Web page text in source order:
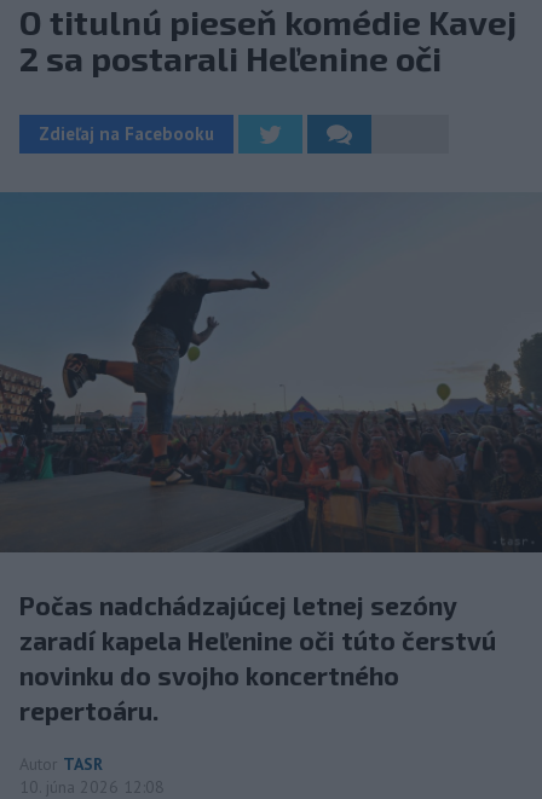
O titulnú pieseň komédie Kavej
2 sa postarali Heľenine oči
Zdieľaj na Facebooku
Počas nadchádzajúcej letnej sezóny
zaradí kapela Heľenine oči túto čerstvú
novinku do svojho koncertného
repertoáru.
Autor TASR
10. júna 2026 12:08